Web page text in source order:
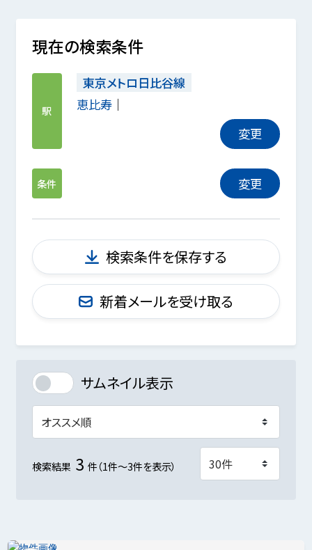
現在の検索条件
駅
東京メトロ日比谷線
恵比寿
変更
条件 変更
検索条件を保存する
新着メールを受け取る
サムネイル表示
検索結果 3 件（1件～3件を表示）